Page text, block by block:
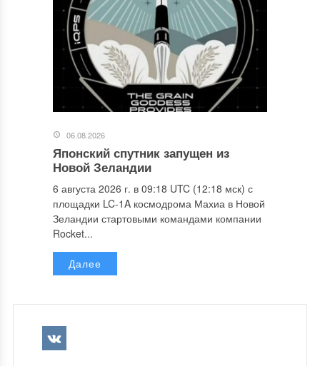
06.08.2026
Японский спутник запущен из
Новой Зеландии
6 августа 2026 г. в 09:18 UTC (12:18 мск) с
площадки LC-1A космодрома Махиа в Новой
Зеландии стартовыми командами компании
Rocket...
Далее